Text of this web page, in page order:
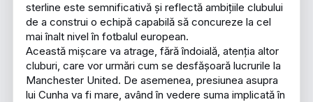
sterline este semnificativă și reflectă ambițiile clubului
de a construi o echipă capabilă să concureze la cel
mai înalt nivel în fotbalul european.
Această mișcare va atrage, fără îndoială, atenția altor
cluburi, care vor urmări cum se desfășoară lucrurile la
Manchester United. De asemenea, presiunea asupra
lui Cunha va fi mare, având în vedere suma implicată în